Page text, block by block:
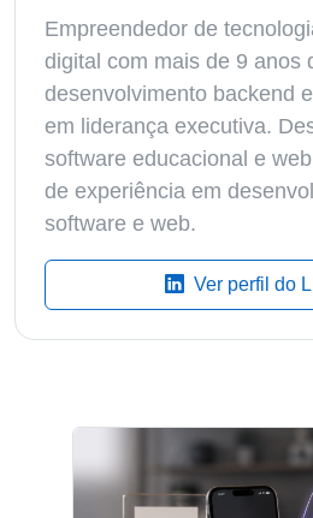
Empreendedor de
digital com mais de 9 anos
desenvolvimento backend
em liderança executiva.
software educacional e
de experiência em
software e web.
Ver perfil do